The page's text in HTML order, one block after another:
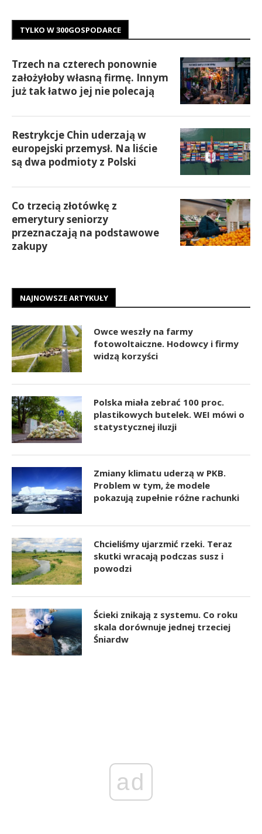
TYLKO W 300GOSPODARCE
Trzech na czterech ponownie
założyłoby własną firmę. Innym
już tak łatwo jej nie polecają
Restrykcje Chin uderzają w
europejski przemysł. Na liście
są dwa podmioty z Polski
Co trzecią złotówkę z
emerytury seniorzy
przeznaczają na podstawowe
zakupy
NAJNOWSZE ARTYKUŁY
Owce weszły na farmy
fotowoltaiczne. Hodowcy i firmy
widzą korzyści
Polska miała zebrać 100 proc.
plastikowych butelek. WEI mówi o
statystycznej iluzji
Zmiany klimatu uderzą w PKB.
Problem w tym, że modele
pokazują zupełnie różne rachunki
Chcieliśmy ujarzmić rzeki. Teraz
skutki wracają podczas susz i
powodzi
Ścieki znikają z systemu. Co roku
skala dorównuje jednej trzeciej
Śniardw
ad